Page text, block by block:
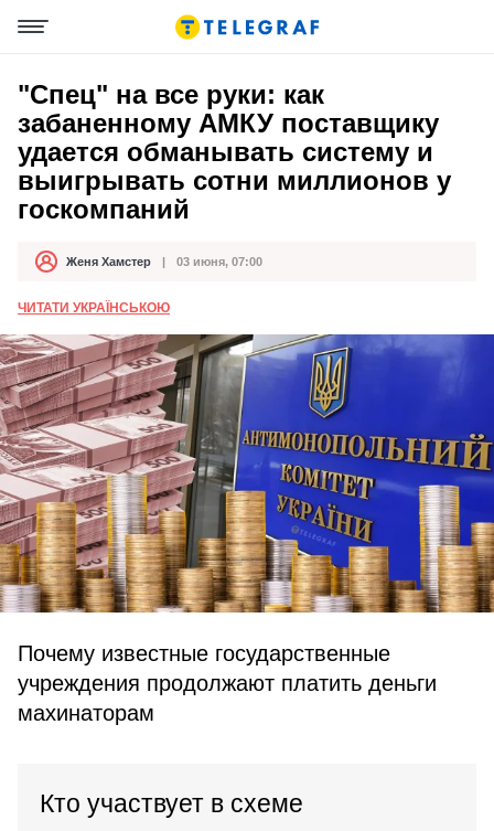
"Спец" на все руки: как
забаненному АМКУ поставщику
удается обманывать систему и
выигрывать сотни миллионов у
госкомпаний
АвторЖеня Хамстер
Дата публикации 03 июня, 07:00
ЧИТАТИ УКРАЇНСЬКОЮ
Почему известные государственные
учреждения продолжают платить деньги
махинаторам
Кто участвует в схеме